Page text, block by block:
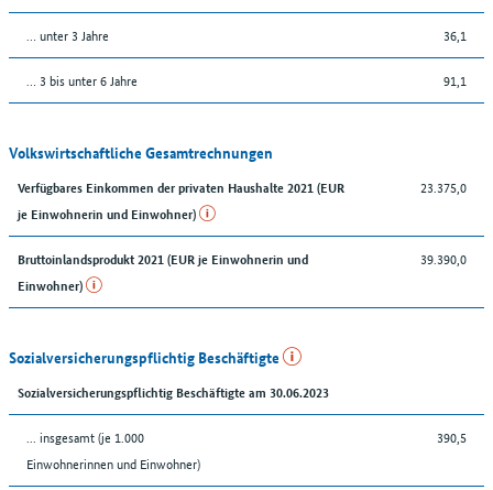
… unter 3 Jahre 36,1
… 3 bis unter 6 Jahre 91,1
Volkswirtschaftliche Gesamtrechnungen
Verfügbares Einkommen der privaten Haushalte 2021 (EUR
je Einwohnerin und Einwohner)
23.375,0
Bruttoinlandsprodukt 2021 (EUR je Einwohnerin und
Einwohner)
39.390,0
Sozialversicherungspflichtig Beschäftigte
Sozialversicherungspflichtig Beschäftigte am 30.06.2023
... insgesamt (je 1.000
Einwohnerinnen und Einwohner)
390,5